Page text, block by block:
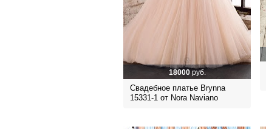
18000руб.
Свадебное платье Brynna
15331-1 от Nora Naviano